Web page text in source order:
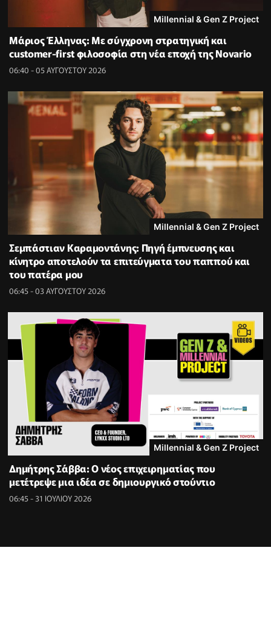
Millennial & Gen Z Project
Μάριος Έλληνας: Με σύγχρονη στρατηγική και
customer-first φιλοσοφία στη νέα εποχή της Novario
06:40 - 05 ΑΥΓΟΥΣΤΟΥ 2026
Millennial & Gen Z Project
Σεμπάστιαν Καραμοντάνης: Πηγή έμπνευσης και
κίνητρο αποτελούν τα επιτεύγματα του παππού και
του πατέρα μου
06:45 - 03 ΑΥΓΟΥΣΤΟΥ 2026
Millennial & Gen Z Project
Δημήτρης Σάββα: Ο νέος επιχειρηματίας που
μετέτρεψε μια ιδέα σε δημιουργικό στούντιο
06:45 - 31 ΙΟΥΛΙΟΥ 2026